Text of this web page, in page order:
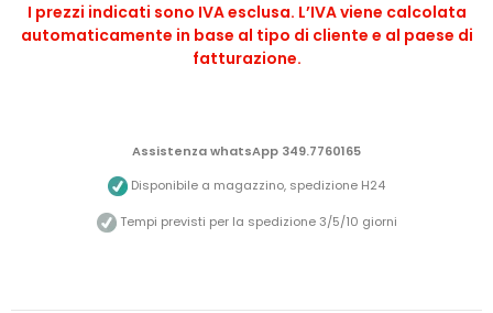
I prezzi indicati sono IVA esclusa. L’IVA viene calcolata
automaticamente in base al tipo di cliente e al paese di
fatturazione.
Assistenza whatsApp 349.7760165
Disponibile a magazzino, spedizione H24
Tempi previsti per la spedizione 3/5/10 giorni